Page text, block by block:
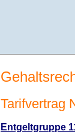
Tarifvertrag
Entgeltgruppe